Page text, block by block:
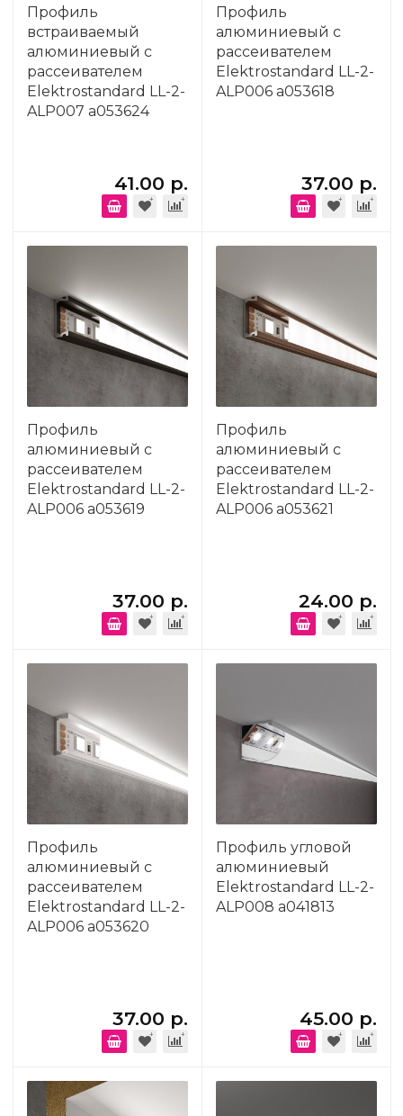
Профиль
встраиваемый
алюминиевый с
рассеивателем
Elektrostandard LL-2-
ALP007 a053624
41.00 р.
Профиль
алюминиевый с
рассеивателем
Elektrostandard LL-2-
ALP006 a053618
37.00 р.
Профиль
алюминиевый с
рассеивателем
Elektrostandard LL-2-
ALP006 a053619
37.00 р.
Профиль
алюминиевый с
рассеивателем
Elektrostandard LL-2-
ALP006 a053621
24.00 р.
Профиль
алюминиевый с
рассеивателем
Elektrostandard LL-2-
ALP006 a053620
37.00 р.
Профиль угловой
алюминиевый
Elektrostandard LL-2-
ALP008 a041813
45.00 р.